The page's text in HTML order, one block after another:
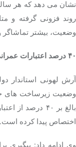
نشان می دهد که هر
روند فزونی گرفته و
وضعیت، بیشتر
۴۰ درصد اعتبارات عمرانی کردستان به بخش راه اختصاص دارد
آرش لهونی استاندار
وضعیت زیرساخت های
بالغ بر ۴۰
اختصاص پیدا کرده است.
وی ادامه داد: پیگیری